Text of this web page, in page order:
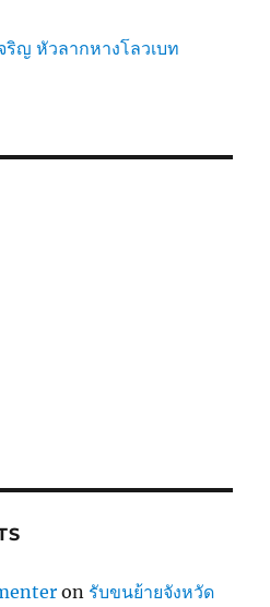
ริญ หัวลากหางโลวเบท
on รับขนย้ายจังหวัด